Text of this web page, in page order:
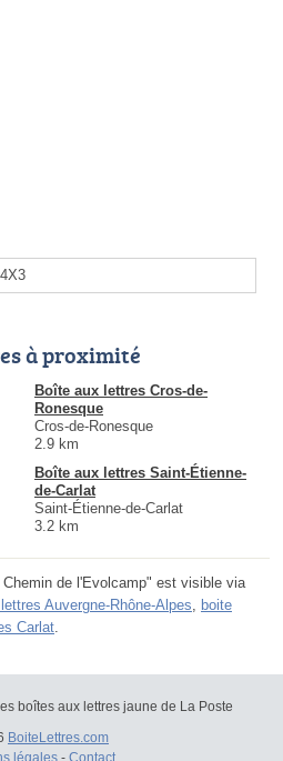
à proximité
Boîte aux lettres Cros-de-
Ronesque
Cros-de-Ronesque
2.9 km
Boîte aux lettres Saint-Étienne-
de-Carlat
Saint-Étienne-de-Carlat
3.2 km
de l'Evolcamp" est visible via
Auvergne-Rhône-Alpes
boite
Carlat
boîtes aux lettres jaune de La Poste
BoiteLettres.com
légales- Contact